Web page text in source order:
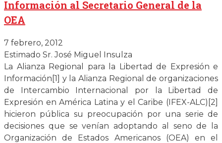
Información al Secretario General de la
OEA
7 febrero, 2012
Estimado Sr. José Miguel Insulza
La Alianza Regional para la Libertad de Expresión e
Información[1] y la Alianza Regional de organizaciones
de Intercambio Internacional por la Libertad de
Expresión en América Latina y el Caribe (IFEX-ALC)[2]
hicieron pública su preocupación por una serie de
decisiones que se venían adoptando al seno de la
Organización de Estados Americanos (OEA) en el